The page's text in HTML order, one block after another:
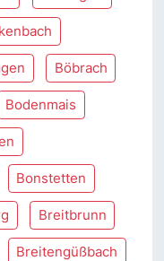
Böbrach
Bodenmais
Bonstetten
Breitbrunn
Breitengüßbach